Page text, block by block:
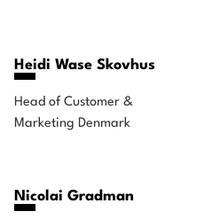
Heidi Wase Skovhus
Head of Customer &
Marketing Denmark
Nicolai Gradman